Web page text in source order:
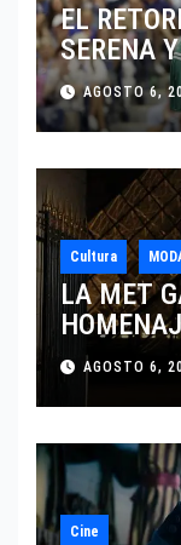
EL
SERENA
AGOSTO 6,
Cultura
LA MET
DEL
AGOSTO 6,
Cine